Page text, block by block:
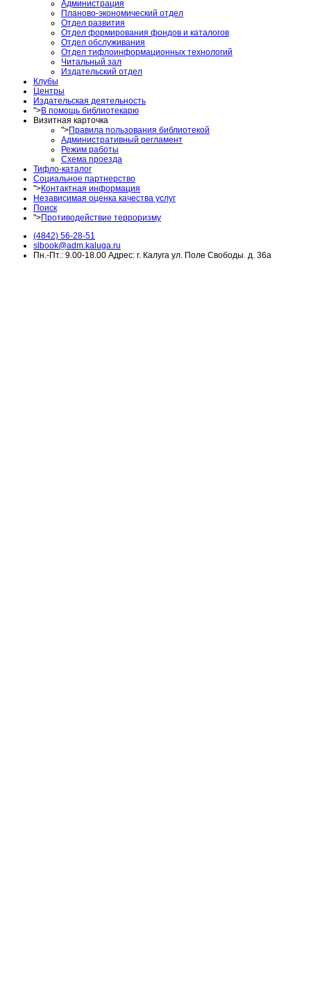
Администрация
Планово-экономический отдел
Отдел развития
Отдел формирования фондов и каталогов
Отдел обслуживания
Отдел тифлоинформационных технологий
Читальный зал
Издательский отдел
Клубы
Центры
Издательская деятельность
">В помощь библиотекарю
Визитная карточка
">Правила пользования библиотекой
Административный регламент
Режим работы
Схема проезда
Тифло-каталог
Социальное партнерство
">Контактная информация
Независимая оценка качества услуг
Поиск
">Противодействие терроризму
(4842) 56-28-51
slbook@adm.kaluga.ru
Пн.-Пт.: 9.00-18.00 Адрес: г. Калуга ул. Поле Свободы. д. 36а